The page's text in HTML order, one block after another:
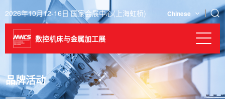
2026年10月12-16日 国家会展中心(上海虹桥) Chinese
数控机床与金属加工展
品牌活动